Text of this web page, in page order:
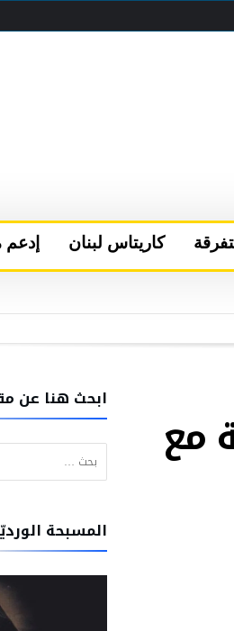
كاريتاس لبنان
مع
ابحث هنا عن
البحث عن:
المسبحة